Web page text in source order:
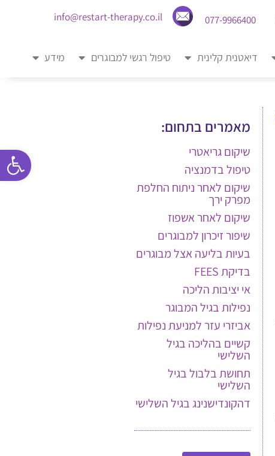
פתח
077-9966400
info@restart-therapy.co.il
דיאטנית קלינית טיפול רגשי למבוגרים מידע
מאמרים בתחום:
שיקום גריאטרי
טיפול בדמנציה
שיקום לאחר ניתוח החלפת
מפרק ירך
שיקום לאחר אשפוז
שיפור זיכרון למבוגרים
בעיות בליעה אצל מבוגרים
בדיקת FEES
אי יציבות הליכה
נפילות בגיל המבוגר
אביזרי עזר למניעת נפילות
קשיים בהליכה בגיל
השלישי
תחושת בלבול בגיל
השלישי
דהקונדישנינג בגיל השלישי